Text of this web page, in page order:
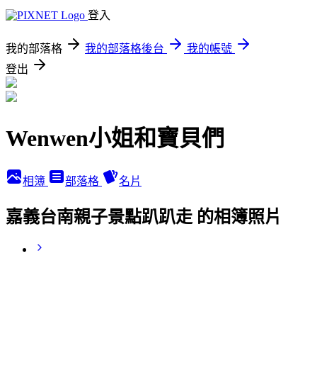
登入
我的部落格 我的部落格後台
我的帳號
登出
Wenwen小姐和寶貝們
相簿 部落格 名片
嘉義台南親子景點趴趴走 的相簿照片